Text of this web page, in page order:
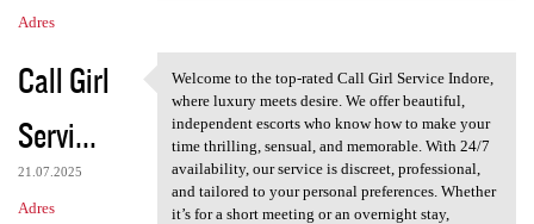
Adres
Call Girl
Servi...
21.07.2025
Adres
Welcome to the top-rated Call
Welcome to the top-rated Call Girl Service Indore,
where luxury meets desire. We offer beautiful,
independent escorts who know how to make your
time thrilling, sensual, and memorable. With 24/7
availability, our service is discreet, professional,
and tailored to your personal preferences. Whether
it’s for a short meeting or an overnight stay,